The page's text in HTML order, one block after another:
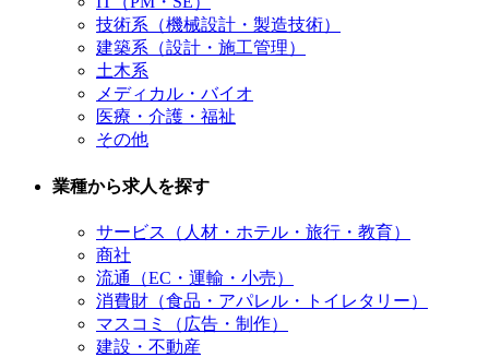
技術系（機械設計・製造技術）
建築系（設計・施工管理）
土木系
メディカル・バイオ
医療・介護・福祉
その他
業種から求人を探す
サービス（人材・ホテル・旅行・教育）
商社
流通（EC・運輸・小売）
消費財（食品・アパレル・トイレタリー）
マスコミ（広告・制作）
建設・不動産